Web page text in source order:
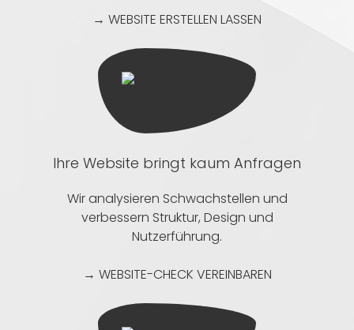
→ WEBSITE ERSTELLEN LASSEN
Ihre Website bringt kaum Anfragen
Wir analysieren Schwachstellen und
verbessern Struktur, Design und
Nutzerführung.
→ WEBSITE-CHECK VEREINBAREN